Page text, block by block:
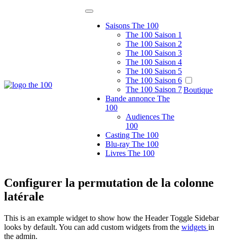
The 100 France
Le site de fans non officiel de la série tv
Saisons The 100
The 100 Saison 1
The 100 Saison 2
The 100 Saison 3
The 100 Saison 4
The 100 Saison 5
The 100 Saison 6
The 100 Saison 7
Bande annonce The
100
Audiences The
100
Casting The 100
Blu-ray The 100
Livres The 100
Boutique
Configurer la permutation de la colonne
latérale
This is an example widget to show how the Header Toggle Sidebar
looks by default. You can add custom widgets from the widgets in
the admin.